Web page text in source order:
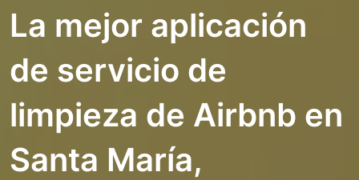
La mejor aplicación
de servicio de
limpieza de Airbnb en
Santa María,